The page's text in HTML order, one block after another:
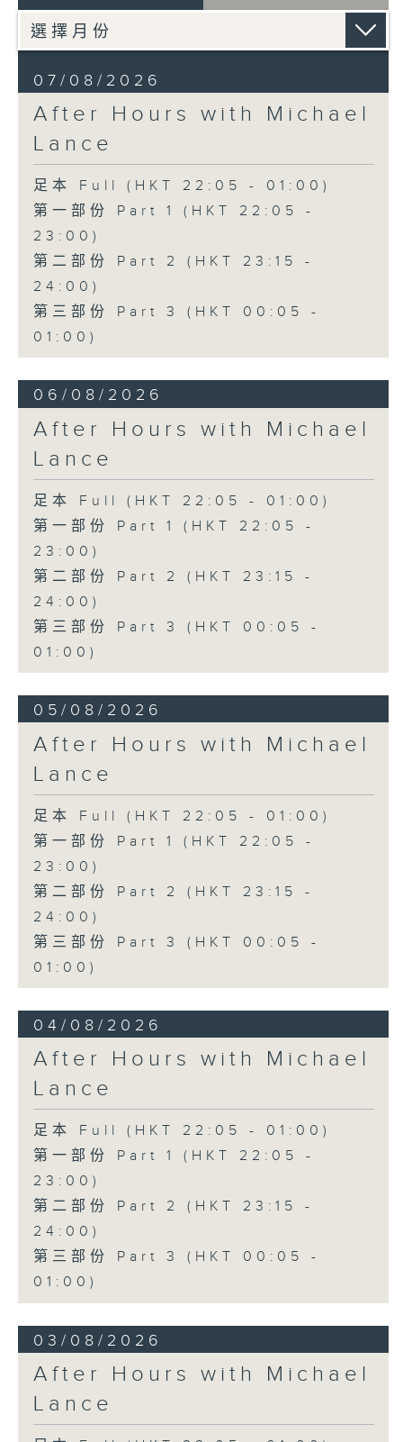
07/08/2026
After Hours with Michael
Lance
足本 Full (HKT 22:05 - 01:00)
第一部份 Part 1 (HKT 22:05 -
23:00)
第二部份 Part 2 (HKT 23:15 -
24:00)
第三部份 Part 3 (HKT 00:05 -
01:00)
06/08/2026
After Hours with Michael
Lance
足本 Full (HKT 22:05 - 01:00)
第一部份 Part 1 (HKT 22:05 -
23:00)
第二部份 Part 2 (HKT 23:15 -
24:00)
第三部份 Part 3 (HKT 00:05 -
01:00)
05/08/2026
After Hours with Michael
Lance
足本 Full (HKT 22:05 - 01:00)
第一部份 Part 1 (HKT 22:05 -
23:00)
第二部份 Part 2 (HKT 23:15 -
24:00)
第三部份 Part 3 (HKT 00:05 -
01:00)
04/08/2026
After Hours with Michael
Lance
足本 Full (HKT 22:05 - 01:00)
第一部份 Part 1 (HKT 22:05 -
23:00)
第二部份 Part 2 (HKT 23:15 -
24:00)
第三部份 Part 3 (HKT 00:05 -
01:00)
03/08/2026
After Hours with Michael
Lance